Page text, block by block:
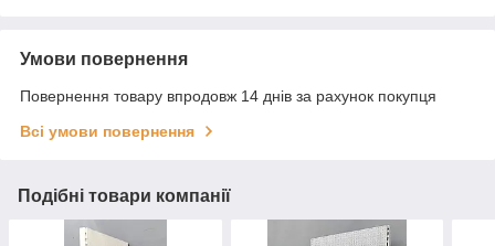
Умови повернення
Повернення товару впродовж 14 днів за рахунок покупця
Всі умови повернення
Подібні товари компанії